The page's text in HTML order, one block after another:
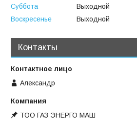
Суббота
Выходной
Воскресенье
Выходной
Контакты
Александр
ТОО ГАЗ ЭНЕРГО МАШ